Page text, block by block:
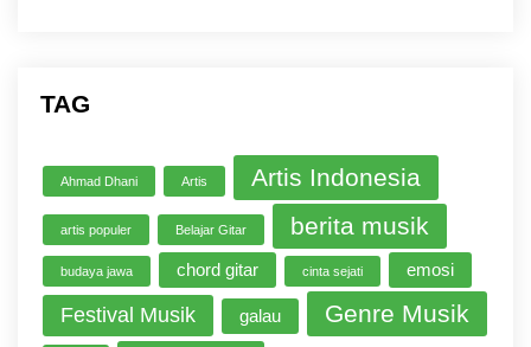
TAG
Ahmad Dhani Artis Artis Indonesia
artis populer Belajar Gitar berita musik
budaya jawa chord gitar cinta sejati emosi
Festival Musik galau Genre Musik